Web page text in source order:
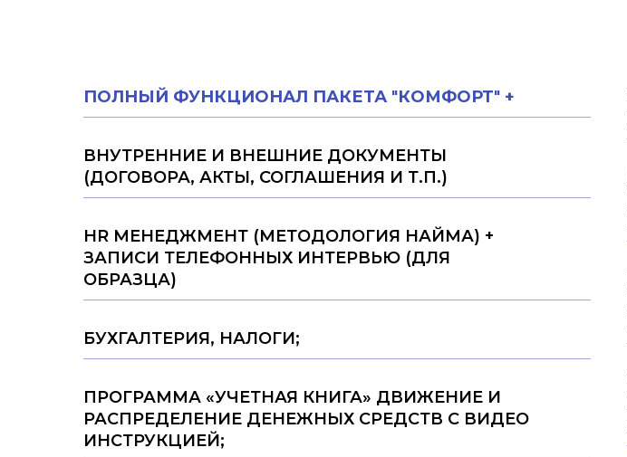
ПОЛНЫЙ ФУНКЦИОНАЛ ПАКЕТА "КОМФОРТ" +
ВНУТРЕННИЕ И ВНЕШНИЕ ДОКУМЕНТЫ
(ДОГОВОРА, АКТЫ, СОГЛАШЕНИЯ И Т.П.)
HR МЕНЕДЖМЕНТ (МЕТОДОЛОГИЯ НАЙМА) +
ЗАПИСИ ТЕЛЕФОННЫХ ИНТЕРВЬЮ (ДЛЯ
ОБРАЗЦА)
БУХГАЛТЕРИЯ, НАЛОГИ;
ПРОГРАММА «УЧЕТНАЯ КНИГА» ДВИЖЕНИЕ И
РАСПРЕДЕЛЕНИЕ ДЕНЕЖНЫХ СРЕДСТВ С ВИДЕО
ИНСТРУКЦИЕЙ;